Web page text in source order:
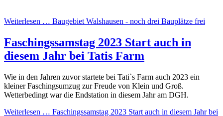
Weiterlesen … Baugebiet Walshausen - noch drei Bauplätze frei
Faschingssamstag 2023 Start auch in
diesem Jahr bei Tatis Farm
Wie in den Jahren zuvor startete bei Tati`s Farm auch 2023 ein
kleiner Faschingsumzug zur Freude von Klein und Groß.
Wetterbedingt war die Endstation in diesem Jahr am DGH.
Weiterlesen … Faschingssamstag 2023 Start auch in diesem Jahr bei